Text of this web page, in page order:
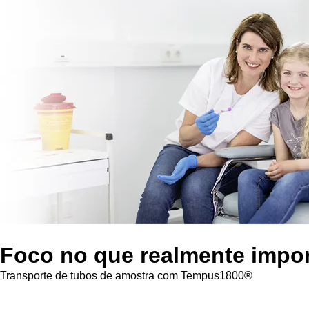
Foco no que realmente
Transporte de tubos de amostra com Tempus1800®